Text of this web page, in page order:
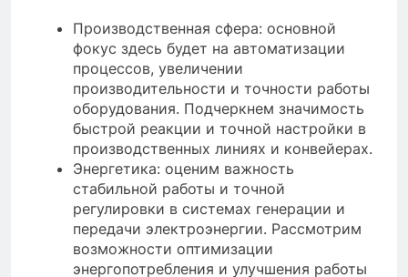
Производственная сфера: основной
фокус здесь будет на автоматизации
процессов, увеличении
производительности и точности работы
оборудования. Подчеркнем значимость
быстрой реакции и точной настройки в
производственных линиях и конвейерах.
Энергетика: оценим важность
стабильной работы и точной
регулировки в системах генерации и
передачи электроэнергии. Рассмотрим
возможности оптимизации
энергопотребления и улучшения работы